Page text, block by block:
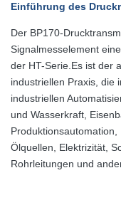
Einführung des
Der BP170-
Signalmesselement
der HT-Serie.Es ist der
industriellen Praxis, die
industriellen
und Wasserkraft,
Ölquellen, Elektrizität,
Rohrleitungen und